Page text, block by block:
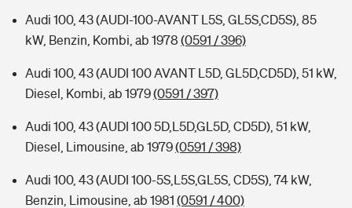
Audi 100, 43 (AUDI-100-AVANT L5S, GL5S,CD5S), 85
kW, Benzin, Kombi, ab 1978 (0591 / 396)
Audi 100, 43 (AUDI 100 AVANT L5D, GL5D,CD5D), 51 kW,
Diesel, Kombi, ab 1979(0591 / 397)
Audi 100, 43 (AUDI 100 5D,L5D,GL5D, CD5D), 51 kW,
Diesel, Limousine, ab 1979(0591 / 398)
Audi 100, 43 (AUDI 100-5S,L5S,GL5S, CD5S), 74 kW,
Benzin, Limousine, ab 1981 (0591 / 400)